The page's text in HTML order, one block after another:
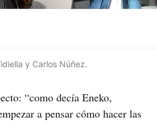
y Carlos Núñez.
“como decía Eneko,
a pensar cómo hacer las